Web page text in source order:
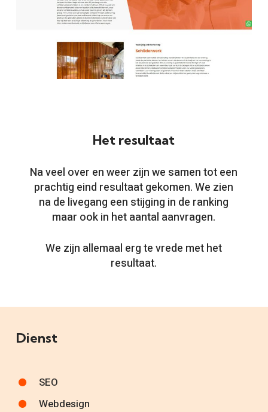
Het resultaat
Na veel over en weer zijn we samen tot een
prachtig eind resultaat gekomen. We zien
na de livegang een stijging in de ranking
maar ook in het aantal aanvragen.
We zijn allemaal erg te vrede met het
resultaat.
Dienst
SEO
Webdesign